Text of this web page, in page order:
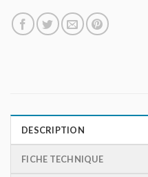
DESCRIPTION
FICHE TECHNIQUE